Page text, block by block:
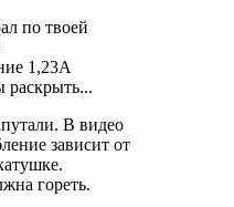
по твоей
1,23А
В видео
зависит от
гореть.